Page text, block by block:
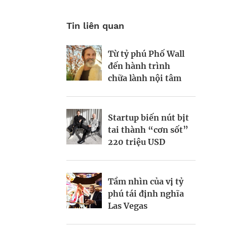
Tin liên quan
Từ tỷ phú Phố Wall
đến hành trình
chữa lành nội tâm
Startup biến nút bịt
tai thành “cơn sốt”
220 triệu USD
Tầm nhìn của vị tỷ
phú tái định nghĩa
Las Vegas
Canh bạc của tỷ phú
Enki Tan vào kỷ
nguyên xe điện
Chiếc vòng cổ 150
USD và cuộc cách
mạng chăn nuôi của
Nyrika Holkar và
tham vọng làm mới
Bí quyết thành công
của Thomas
Crowley Jr giữa lúc
Gặp gỡ vị tỷ phú
Khi ông lớn vận tải